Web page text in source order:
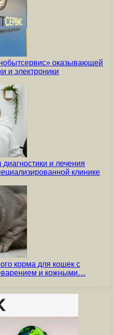
оказывающей
и электроники
и лечения
клинике
корма для кошек с
и кожными…